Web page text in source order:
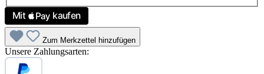
Zum Merkzettel hinzufügen
Unsere Zahlungsarten: